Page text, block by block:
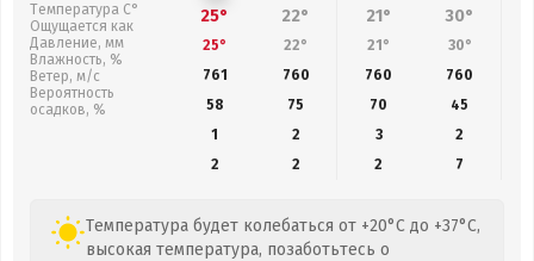
Температура С°
Ощущается как
Давление, мм
Влажность, %
Ветер, м/с
Вероятность
осадков, %
25° 22° 21° 30°
25° 22° 21° 30°
761
760 760 760
58
75 70 45
1
2 3
2
2
2 2 7
Температура будет колебаться от +20°C до +37°C,
высокая температура, позаботьтесь о